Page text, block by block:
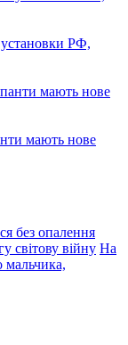
РФ,
мають нове
без опалення
світову війну На